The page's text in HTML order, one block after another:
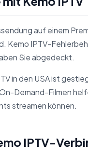
auf einem
Kemo IPTV-
Sie abgedeckt.
in den USA ist
Demand-Filmen
streamen können.
IPTV-